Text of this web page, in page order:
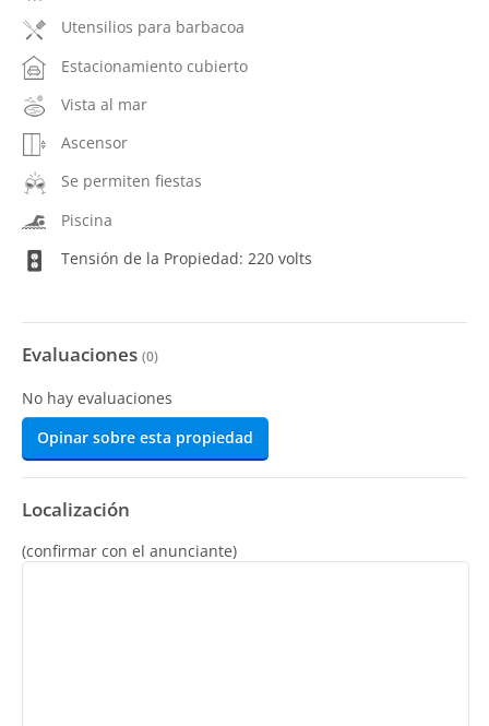
Utensilios para barbacoa
Estacionamiento cubierto
Vista al mar
Ascensor
Se permiten fiestas
Piscina
Tensión de la Propiedad: 220 volts
Evaluaciones (0)
No hay evaluaciones
Opinar sobre esta propiedad
Localización
(confirmar con el anunciante)